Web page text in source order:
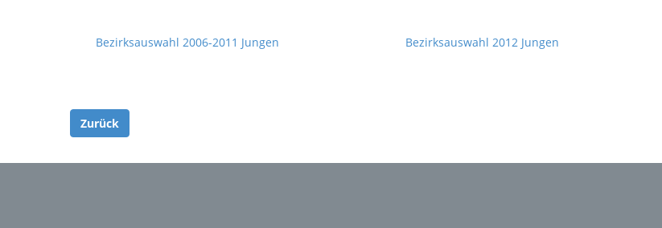
Bezirksauswahl 2006-2011 Jungen Bezirksauswahl 2012 Jungen
Zurück